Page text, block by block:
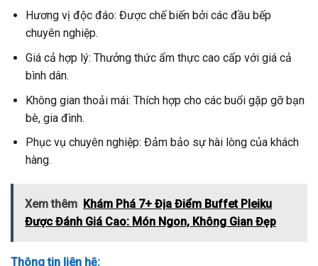
Hương vị độc đáo: Được chế biến bởi các đầu bếp
chuyên nghiệp.
Giá cả hợp lý: Thưởng thức ẩm thực cao cấp với giá cả
bình dân.
Không gian thoải mái: Thích hợp cho các buổi gặp gỡ bạn
bè, gia đình.
Phục vụ chuyên nghiệp: Đảm bảo sự hài lòng của khách
hàng.
Xem thêm Khám Phá 7+ Địa Điểm Buffet Pleiku
Được Đánh Giá Cao: Món Ngon, Không Gian Đẹp
Thông tin liên hệ: